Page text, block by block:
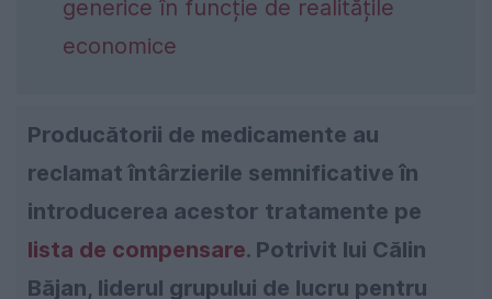
generice în funcție de realitățile
economice
Producătorii de medicamente au
reclamat întârzierile semnificative în
introducerea acestor tratamente pe
lista de compensare. Potrivit lui Călin
Băjan, liderul grupului de lucru pentru